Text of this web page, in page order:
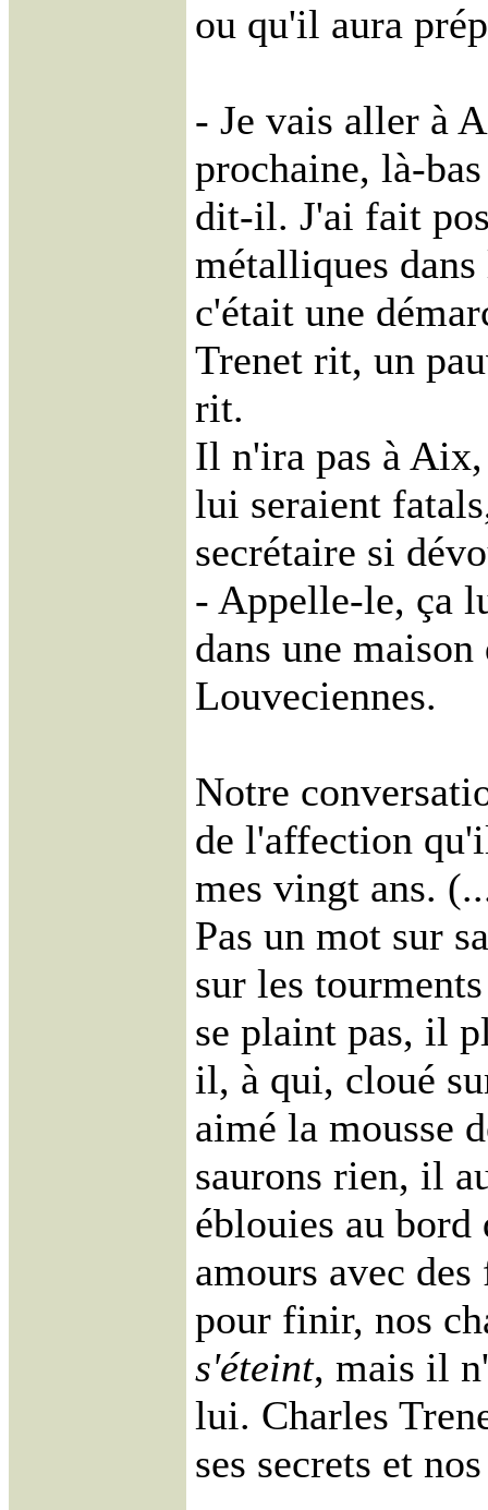
ou qu'il aura
- Je vais aller à
prochaine, là-
dit-il. J'ai fait
métalliques
c'était une
Trenet rit, un
rit.
Il n'ira pas à
lui seraient
secrétaire si
- Appelle-le, ça
dans une
Louveciennes.
Notre
de l'affection
mes vingt ans.
Pas un mot sur
sur les
se plaint pas, il
il, à qui, cloué
aimé la mousse
saurons rien, il
éblouies au
amours avec
pour finir, nos
s'éteint, mais il
lui. Charles
ses secrets et